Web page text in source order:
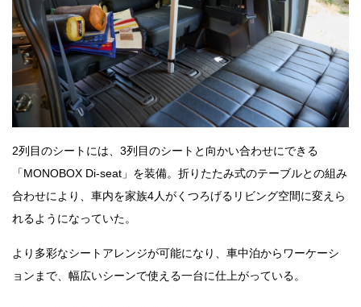
2列目のシートには、3列目のシートと向かい合わせにできる
「MONOBOX Di-seat」を装備。折りたたみ式のテーブルとの組み
合わせにより、車内を家族4人がくつろげるリビング空間に変えら
れるようになっていた。
より多彩なシートアレンジが可能になり、車中泊からワーケーシ
ョンまで、幅広いシーンで使える一台に仕上がっている。